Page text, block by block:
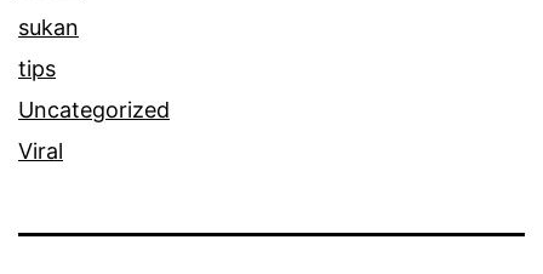
sukan
tips
Uncategorized
Viral